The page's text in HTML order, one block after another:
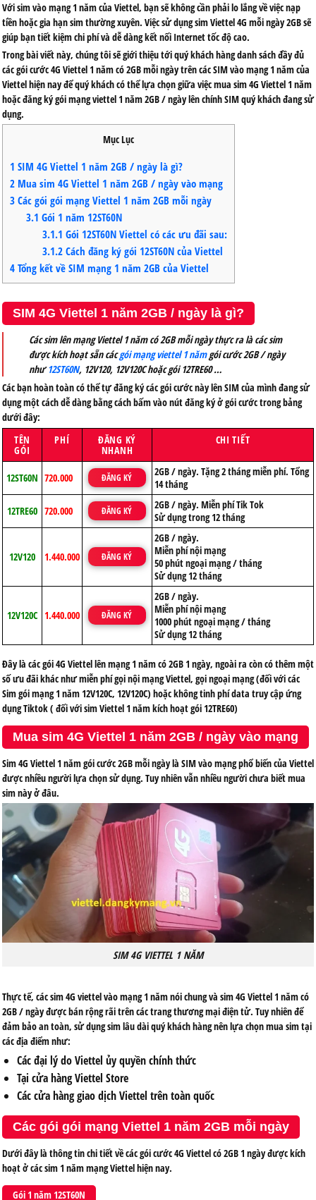
Với sim vào mạng 1 năm của Viettel, bạn sẽ không cần phải lo lắng về việc nạp
tiền hoặc gia hạn sim thường xuyên. Việc sử dụng sim Viettel 4G mỗi ngày 2GB sẽ
giúp bạn tiết kiệm chi phí và dễ dàng kết nối Internet tốc độ cao.
Trong bài viết này, chúng tôi sẽ giới thiệu tới quý khách hàng danh sách đầy đủ
các gói cước 4G Viettel 1 năm có 2GB mỗi ngày trên các SIM vào mạng 1 năm của
Viettel hiện nay để quý khách có thể lựa chọn giữa việc mua sim 4G Viettel 1 năm
hoặc đăng ký gói mạng viettel 1 năm 2GB / ngày lên chính SIM quý khách đang sử
dụng.
Mục Lục
1 SIM 4G Viettel 1 năm 2GB / ngày là gì?
2 Mua sim 4G Viettel 1 năm 2GB / ngày vào mạng
3 Các gói gói mạng Viettel 1 năm 2GB mỗi ngày
3.1 Gói 1 năm 12ST60N
3.1.1 Gói 12ST60N Viettel có các ưu đãi sau:
3.1.2Cách đăng ký gói 12ST60N của Viettel
4 Tổng kết về SIM mạng 1 năm 2GB của Viettel
SIM 4G Viettel 1 năm 2GB / ngày là gì?
Các sim lên mạng Viettel 1 năm có 2GB mỗi ngày thực ra là các sim
được kích hoạt sẵn cácgói mạng viettel 1 nămgói cước 2GB / ngày
như12ST60N, 12V120, 12V120C hoặc gói 12TRE60 …
Các bạn hoàn toàn có thể tự đăng ký các gói cước này lên SIM của mình đang sử
dụng một cách dễ dàng bằng cách bấm vào nút đăng ký ở gói cước trong bảng
dưới đây:
TÊN
GÓI
PHÍ ĐĂNG KÝ
NHANH
CHI TIẾT
12ST60N 720.000 ĐĂNG KÝ
2GB / ngày. Tặng 2 tháng miễn phí. Tổng
14 tháng
12TRE60 720.000 ĐĂNG KÝ
2GB / ngày. Miễn phí Tik Tok
Sử dụng trong 12 tháng
12V120 1.440.000 ĐĂNG KÝ
2GB / ngày.
Miễn phí nội mạng
50 phút ngoại mạng / tháng
Sử dụng 12 tháng
12V120C 1.440.000 ĐĂNG KÝ
2GB / ngày.
Miễn phí nội mạng
1000 phút ngoại mạng / tháng
Sử dụng 12 tháng
Đây là các gói 4G Viettel lên mạng 1 năm có 2GB 1 ngày, ngoài ra còn có thêm một
số ưu đãi khác như miễn phí gọi nội mạng Viettel, gọi ngoại mạng (đối với các
Sim gói mạng 1 năm 12V120C, 12V120C) hoặc không tinh phí data truy cập ứng
dụng Tiktok ( đối với sim Viettel 1 năm kích hoạt gói 12TRE60)
Mua sim 4G Viettel 1 năm 2GB / ngày vào mạng
Sim 4G Viettel 1 năm gói cước 2GB mỗi ngày là SIM vào mạng phổ biến của Viettel
được nhiều người lựa chọn sử dụng. Tuy nhiên vẫn nhiều người chưa biết mua
sim này ở đâu.
SIM 4G VIETTEL 1 NĂM
Thực tế, các sim 4G viettel vào mạng 1 năm nói chung và sim 4G Viettel 1 năm có
2GB / ngày được bán rộng rãi trên các trang thương mại điện tử. Tuy nhiên để
đảm bảo an toàn, sử dụng sim lâu dài quý khách hàng nên lựa chọn mua sim tại
các địa điểm như:
Các đại lý do Viettel ủy quyền chính thức
Tại cửa hàng Viettel Store
Các cửa hàng giao dịch Viettel trên toàn quốc
Các gói gói mạng Viettel 1 năm 2GB mỗi ngày
Dưới đây là thông tin chi tiết về các gói cước 4G Viettel có 2GB 1 ngày được kích
hoạt ở các sim 1 năm mạng Viettel hiện nay.
Gói 1 năm 12ST60N